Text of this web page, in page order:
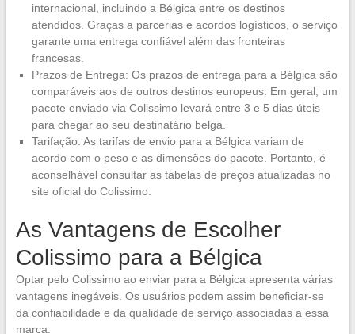
internacional, incluindo a Bélgica entre os destinos
atendidos. Graças a parcerias e acordos logísticos, o serviço
garante uma entrega confiável além das fronteiras
francesas.
Prazos de Entrega: Os prazos de entrega para a Bélgica são
comparáveis aos de outros destinos europeus. Em geral, um
pacote enviado via Colissimo levará entre 3 e 5 dias úteis
para chegar ao seu destinatário belga.
Tarifação: As tarifas de envio para a Bélgica variam de
acordo com o peso e as dimensões do pacote. Portanto, é
aconselhável consultar as tabelas de preços atualizadas no
site oficial do Colissimo.
As Vantagens de Escolher
Colissimo para a Bélgica
Optar pelo Colissimo ao enviar para a Bélgica apresenta várias
vantagens inegáveis. Os usuários podem assim beneficiar-se
da confiabilidade e da qualidade de serviço associadas a essa
marca.